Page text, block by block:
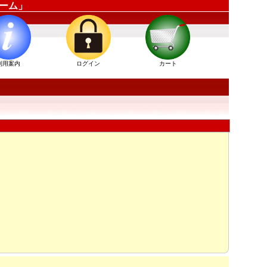
ム」
用案内 ログイン カート